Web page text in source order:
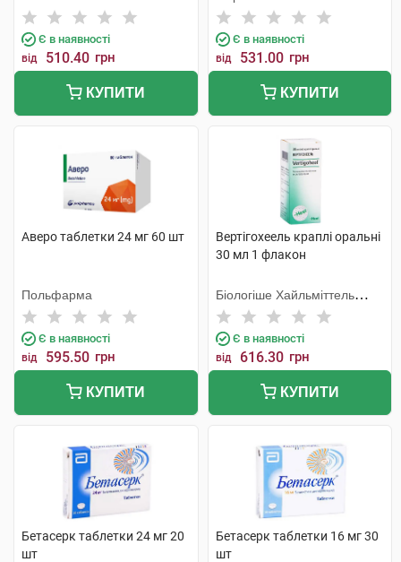
Шорндорф ГмбХ
Є в наявності
від 510.40 грн
КУПИТИ
Є в наявності
від 531.00 грн
КУПИТИ
Аверо таблетки 24 мг 60 шт
Польфарма
Є в наявності
від 595.50 грн
КУПИТИ
Вертігохеель краплі оральні
30 мл 1 флакон
Біологіше Хайльміттель
Хеель
Є в наявності
від 616.30 грн
КУПИТИ
Бетасерк таблетки 24 мг 20
шт
Бетасерк таблетки 16 мг 30
шт